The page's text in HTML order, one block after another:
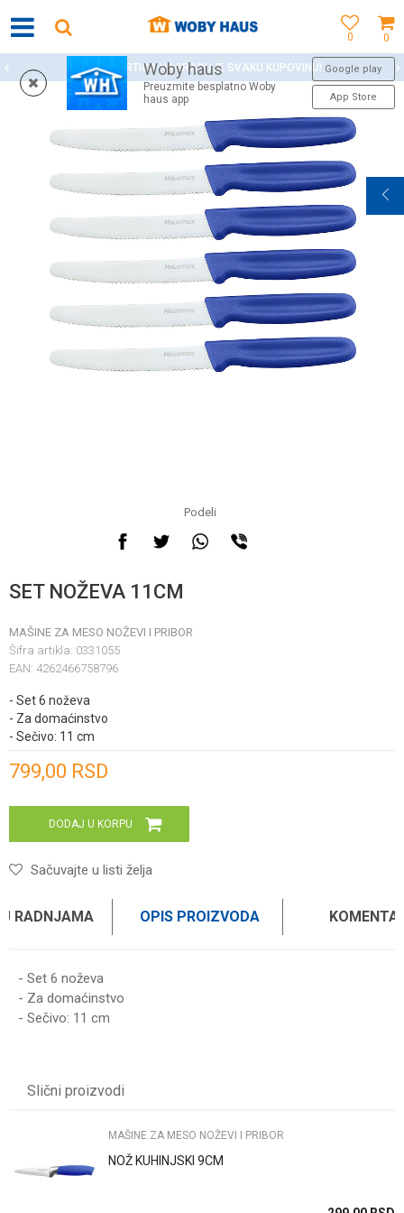
0
0
Woby haus
Preuzmite besplatno Woby
haus app
Google play
App Store
WOBY KARTICA NAGRAĐUJE SVAKU KUPOVINU!
Podeli
SET NOŽEVA 11CM
MAŠINE ZA MESO NOŽEVI I PRIBOR
Šifra artikla: 0331055
EAN: 4262466758796
- Set 6 noževa
- Za domaćinstvo
- Sečivo: 11 cm
799,00 RSD
DODAJ U KORPU
Sačuvajte u listi želja
RADNJAMA OPIS PROIZVODA
- Set 6 noževa
- Za domaćinstvo
- Sečivo: 11 cm
Poruka
Slični proizvodi
MAŠINE ZA MESO NOŽEVI I PRIBOR
NOŽ KUHINJSKI 9CM